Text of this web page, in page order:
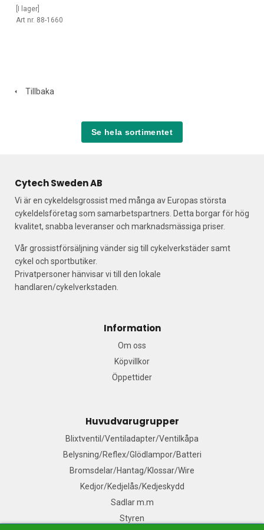
[I lager]
Art nr. 88-1660
Tillbaka
Se hela sortimentet
Cytech Sweden AB
Vi är en cykeldelsgrossist med många av Europas största
cykeldelsföretag som samarbetspartners. Detta borgar för hög
kvalitet, snabba leveranser och marknadsmässiga priser.
Vår grossistförsäljning vänder sig till cykelverkstäder samt
cykel och sportbutiker.
Privatpersoner hänvisar vi till den lokale
handlaren/cykelverkstaden.
Information
Om oss
Köpvillkor
Öppettider
Huvudvarugrupper
Blixtventil/Ventiladapter/Ventilkåpa
Belysning/Reflex/Glödlampor/Batteri
Bromsdelar/Hantag/Klossar/Wire
Kedjor/Kedjelås/Kedjeskydd
Sadlar m.m
Styren